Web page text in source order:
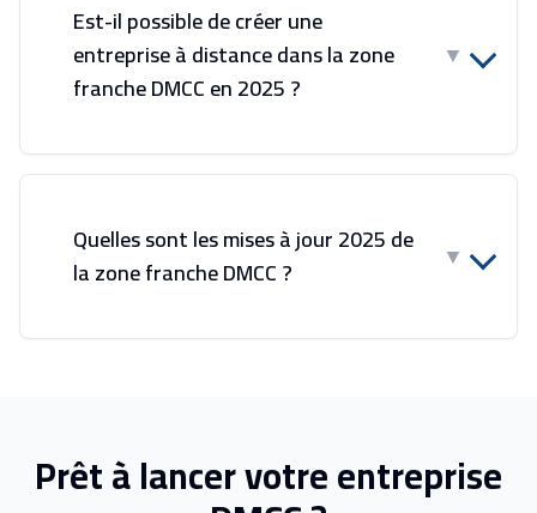
Est-il possible de créer une
entreprise à distance dans la zone
franche DMCC en 2025 ?
▼
Quelles sont les mises à jour 2025 de
la zone franche DMCC ?
▼
Prêt à lancer votre entreprise